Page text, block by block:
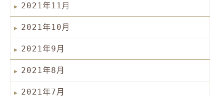
2021年11月
2021年10月
2021年9月
2021年8月
2021年7月